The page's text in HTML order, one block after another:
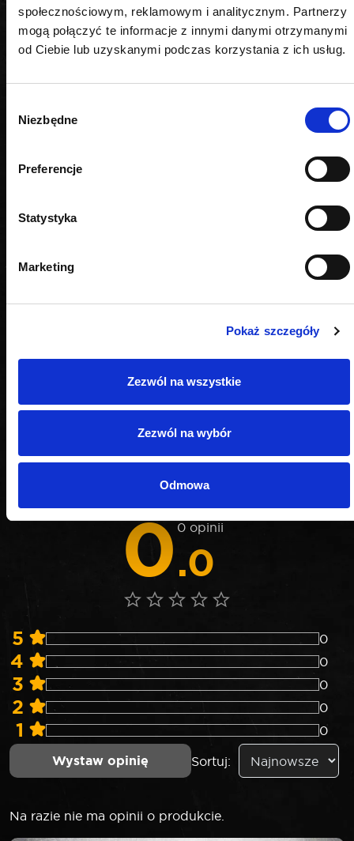
społecznościowym, reklamowym i analitycznym. Partnerzy
mogą połączyć te informacje z innymi danymi otrzymanymi
od Ciebie lub uzyskanymi podczas korzystania z ich usług.
zgody
Niezbędne
Preferencje
Statystyka
Marketing
Pokaż szczegóły
Zezwól na wszystkie
Zezwól na wybór
Odmowa
OPINIE
Nie weryfikujemy opinii czy pochodzą od
konsumentów, którzy rzeczywiście używali danego
0.0
0 opinii
5 0
4 0
3 0
2 0
1 0
Wystaw opinię Sortuj:
Na razie nie ma opinii o produkcie.